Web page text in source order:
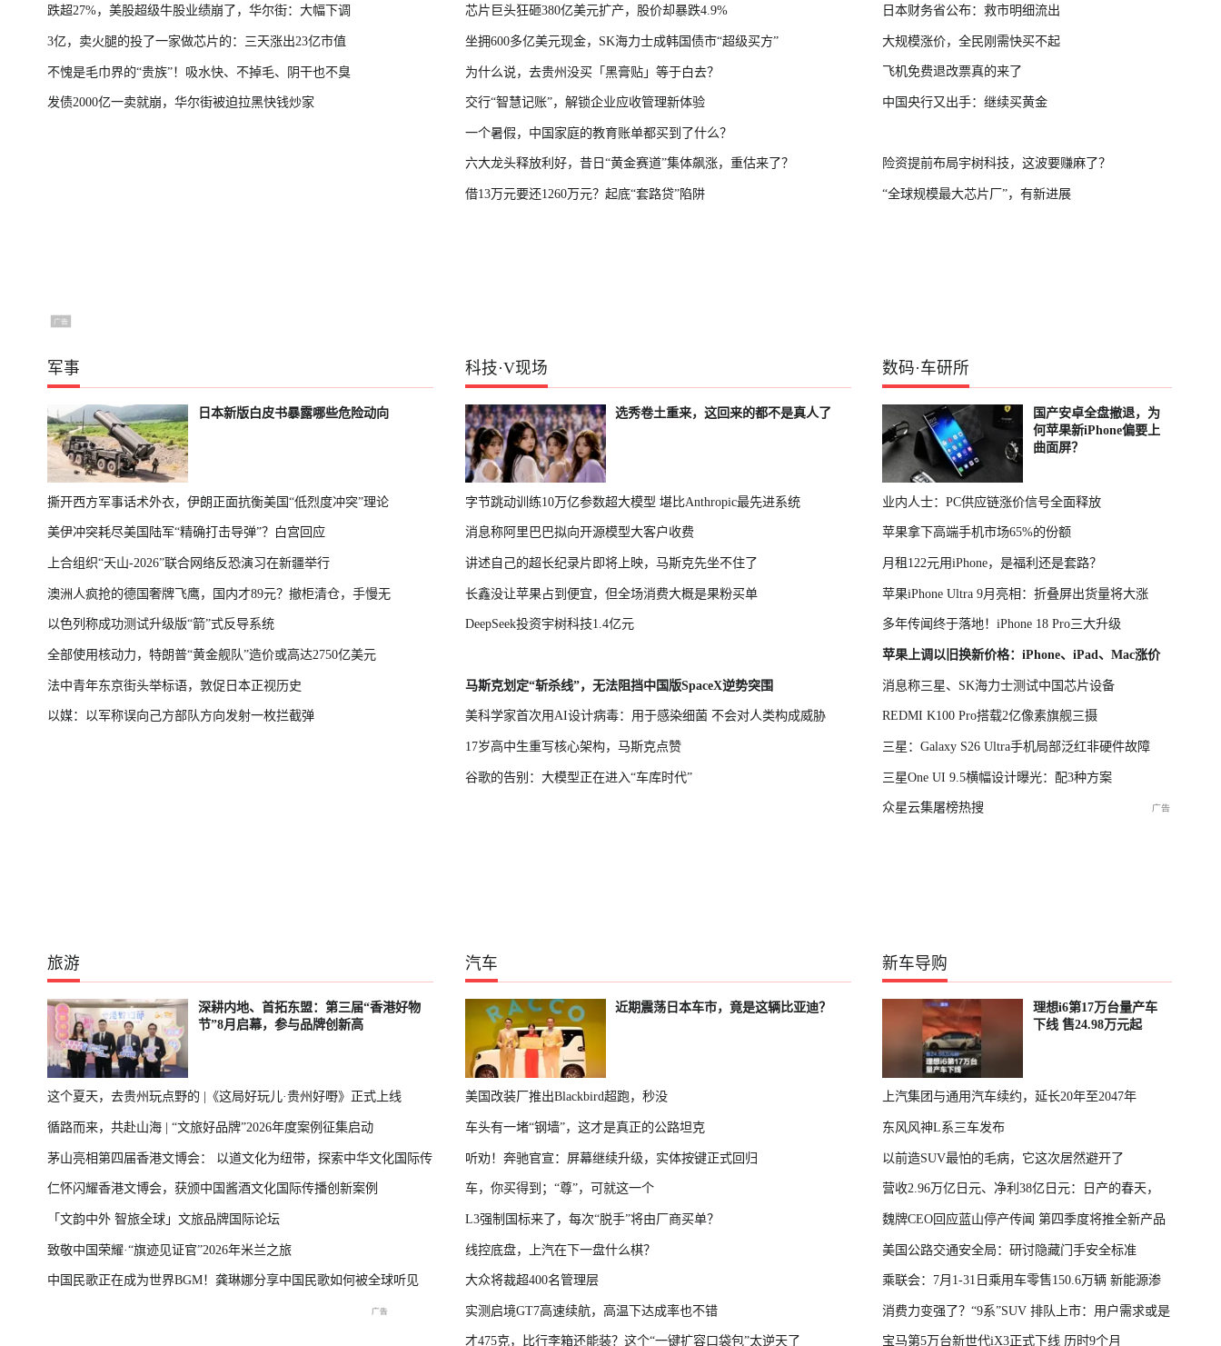
跌超27%，美股超级牛股业绩崩了，华尔街：大幅下调
3亿，卖火腿的投了一家做芯片的：三天涨出23亿市值
不愧是毛巾界的“贵族”！吸水快、不掉毛、阴干也不臭
发债2000亿一卖就崩，华尔街被迫拉黑快钱炒家
芯片巨头狂砸380亿美元扩产，股价却暴跌4.9%
坐拥600多亿美元现金，SK海力士成韩国债市“超级买方”
为什么说，去贵州没买「黑膏贴」等于白去？
交行“智慧记账”，解锁企业应收管理新体验
一个暑假，中国家庭的教育账单都买到了什么？
六大龙头释放利好，昔日“黄金赛道”集体飙涨，重估来了？
借13万元要还1260万元？起底“套路贷”陷阱
日本财务省公布：救市明细流出
大规模涨价，全民刚需快买不起
飞机免费退改票真的来了
中国央行又出手：继续买黄金
险资提前布局宇树科技，这波要赚麻了？
“全球规模最大芯片厂”，有新进展
军事
日本新版白皮书暴露哪些危险动向
撕开西方军事话术外衣，伊朗正面抗衡美国“低烈度冲突”理论
美伊冲突耗尽美国陆军“精确打击导弹”？白宫回应
上合组织“天山-2026”联合网络反恐演习在新疆举行
澳洲人疯抢的德国奢牌飞鹰，国内才89元？撤柜清仓，手慢无
以色列称成功测试升级版“箭”式反导系统
全部使用核动力，特朗普“黄金舰队”造价或高达2750亿美元
法中青年东京街头举标语，敦促日本正视历史
以媒：以军称误向己方部队方向发射一枚拦截弹
科技·V现场
选秀卷土重来，这回来的都不是真人了
字节跳动训练10万亿参数超大模型 堪比Anthropic最先进系统
消息称阿里巴巴拟向开源模型大客户收费
讲述自己的超长纪录片即将上映，马斯克先坐不住了
长鑫没让苹果占到便宜，但全场消费大概是果粉买单
DeepSeek投资宇树科技1.4亿元
马斯克划定“斩杀线”，无法阻挡中国版SpaceX逆势突围
美科学家首次用AI设计病毒：用于感染细菌 不会对人类构成威胁
17岁高中生重写核心架构，马斯克点赞
谷歌的告别：大模型正在进入“车库时代”
数码·车研所
国产安卓全盘撤退，为
何苹果新iPhone偏要上
曲面屏？
业内人士：PC供应链涨价信号全面释放
苹果拿下高端手机市场65%的份额
月租122元用iPhone，是福利还是套路？
苹果iPhone Ultra 9月亮相：折叠屏出货量将大涨
多年传闻终于落地！iPhone 18 Pro三大升级
苹果上调以旧换新价格：iPhone、iPad、Mac涨价
消息称三星、SK海力士测试中国芯片设备
REDMI K100 Pro搭载2亿像素旗舰三摄
三星：Galaxy S26 Ultra手机局部泛红非硬件故障
三星One UI 9.5横幅设计曝光：配3种方案
众星云集屠榜热搜
旅游
深耕内地、首拓东盟：第三届“香港好物
节”8月启幕，参与品牌创新高
这个夏天，去贵州玩点野的 |《这局好玩儿·贵州好嘢》正式上线
循路而来，共赴山海 | “文旅好品牌”2026年度案例征集启动
茅山亮相第四届香港文博会： 以道文化为纽带，探索中华文化国际传
播新表达
仁怀闪耀香港文博会，获颁中国酱酒文化国际传播创新案例
「文韵中外 智旅全球」文旅品牌国际论坛
致敬中国荣耀·“旗迹见证官”2026年米兰之旅
中国民歌正在成为世界BGM！龚琳娜分享中国民歌如何被全球听见
汽车
近期震荡日本车市，竟是这辆比亚迪？
美国改装厂推出Blackbird超跑，秒没
车头有一堵“钢墙”，这才是真正的公路坦克
听劝！奔驰官宣：屏幕继续升级，实体按键正式回归
车，你买得到；“尊”，可就这一个
L3强制国标来了，每次“脱手”将由厂商买单？
线控底盘，上汽在下一盘什么棋？
大众将裁超400名管理层
实测启境GT7高速续航，高温下达成率也不错
才475克，比行李箱还能装？这个“一键扩容口袋包”太逆天了
新车导购
理想i6第17万台量产车
下线 售24.98万元起
上汽集团与通用汽车续约，延长20年至2047年
东风风神L系三车发布
以前造SUV最怕的毛病，它这次居然避开了
营收2.96万亿日元、净利38亿日元：日产的春天，
回来了
魏牌CEO回应蓝山停产传闻 第四季度将推全新产品
美国公路交通安全局：研讨隐藏门手安全标准
乘联会：7月1-31日乘用车零售150.6万辆 新能源渗
透率64.4%
消费力变强了？“9系”SUV 排队上市：用户需求或是
主因
宝马第5万台新世代iX3正式下线 历时9个月